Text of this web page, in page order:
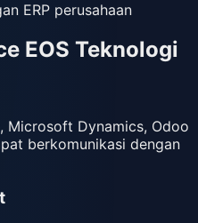
ERP perusahaan
EOS Teknologi
Microsoft Dynamics, Odoo
berkomunikasi dengan